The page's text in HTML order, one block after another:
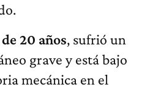
20 años, sufrió un
grave y está bajo
mecánica en el